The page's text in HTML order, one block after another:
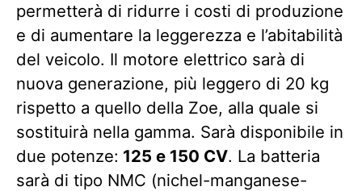
permetterà di ridurre i costi di produzione
e di aumentare la leggerezza e l’abitabilità
del veicolo. Il motore elettrico sarà di
nuova generazione, più leggero di 20 kg
rispetto a quello della Zoe, alla quale si
sostituirà nella gamma. Sarà disponibile in
due potenze: 125 e 150 CV. La batteria
sarà di tipo NMC (nichel-manganese-